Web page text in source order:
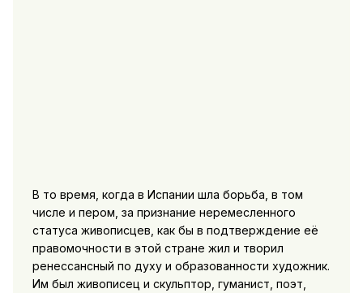
В то время, когда в Испании шла борьба, в том
числе и пером, за признание неремесленного
статуса живописцев, как бы в подтверждение её
правомочности в этой стране жил и творил
ренессансный по духу и образованности художник.
Им был живописец и скульптор, гуманист, поэт,